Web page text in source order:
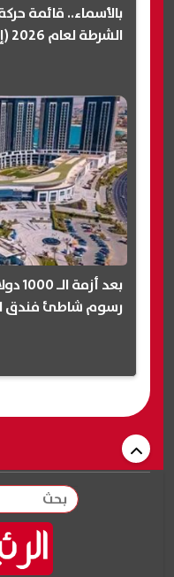
بالأسماء.. قائمة
الشرطة لعام 2026 (إنفوجراف)
بعد
رسوم شاطئ فندق
بحث